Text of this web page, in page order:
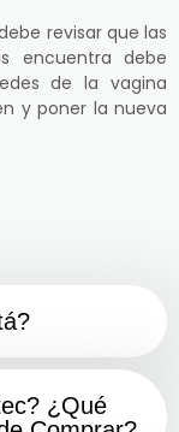
revisar que las
encuentra debe
de la vagina
y poner la nueva
¿Qué